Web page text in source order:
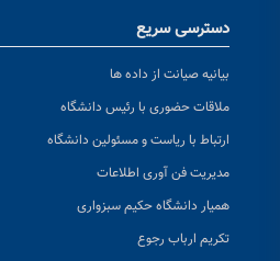
دسترسی سریع
بیانیه صیانت از داده ها
ملاقات حضوری با رئیس دانشگاه
ارتباط با ریاست و مسئولین دانشگاه
مدیریت فن آوری اطلاعات
همیار دانشگاه حکیم سبزواری
تکریم ارباب رجوع